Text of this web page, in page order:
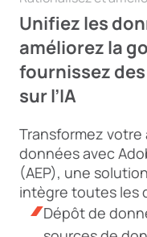
Unifiez les
améliorez la
fournissez
sur l’IA
Transformez
données avec
(AEP), une
intègre toutes les
Dépôt de